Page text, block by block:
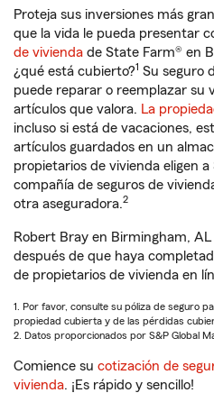
Proteja sus inversiones más
que la vida le pueda presentar
de vivienda de State Farm® en
¿qué está cubierto?1 Su seguro
puede reparar o reemplazar su
artículos que valora. La
incluso si está de vacaciones,
artículos guardados en un
propietarios de vivienda eligen
compañía de seguros de
otra aseguradora.2
Robert Bray en Birmingham,
después de que haya
de propietarios de vivienda en
1. Por favor, consulte su póliza de seguro
propiedad cubierta y de las pérdidas
2. Datos proporcionados por S&P Global
Comience su cotización de
vivienda. ¡Es rápido y sencillo!